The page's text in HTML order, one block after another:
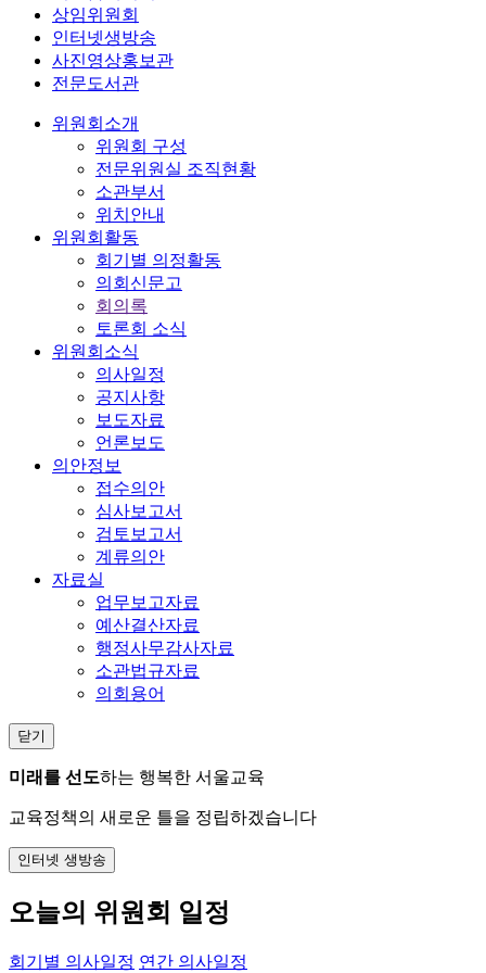
상임위원회
인터넷생방송
사진영상홍보관
전문도서관
위원회소개
위원회 구성
전문위원실 조직현황
소관부서
위치안내
위원회활동
회기별 의정활동
의회신문고
회의록
토론회 소식
위원회소식
의사일정
공지사항
보도자료
언론보도
의안정보
접수의안
심사보고서
검토보고서
계류의안
자료실
업무보고자료
예산결산자료
행정사무감사자료
소관법규자료
의회용어
닫기
미래를 선도하는 행복한 서울교육
교육정책의 새로운 틀을 정립하겠습니다
인터넷 생방송
오늘의 위원회 일정
회기별 의사일정 연간 의사일정